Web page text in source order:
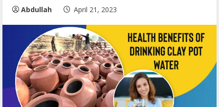
Abdullah April 21, 2023